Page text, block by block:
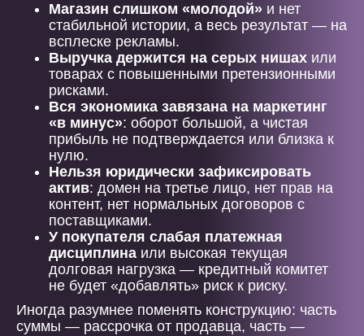
Магазин слишком «молодой» и нет
стабильной истории, а весь результат — на
всплеске рекламы.
Выручка держится на серых нишах или
товарах с повышенными претензионными
рисками.
Вся экономика завязана на маркетинг
«в минус»: оборот большой, а чистая
прибыль не подтверждается или близка к
нулю.
Нельзя юридически зафиксировать
актив: домен на третье лицо, нет прав на
контент, нет нормальных договоров с
поставщиками.
У покупателя слабая платежная
дисциплина или высокая текущая
долговая нагрузка — кредитный комитет
не будет «добавлять» риск к риску.
Иногда разумнее поменять конструкцию: часть
суммы — рассрочка от продавца, часть —